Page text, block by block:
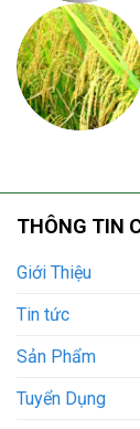
THÔNG TIN
Giới Thiệu
Tin tức
Sản Phẩm
Tuyển Dụng